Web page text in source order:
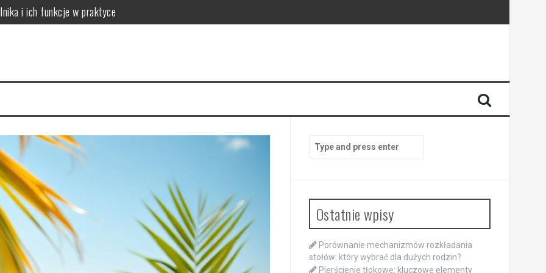
i ich funkcje w praktyce
i skuteczna rutyna anti-aging
na 4 tygodnie
cerę i jak to naprawić
for:
Ostatnie wpisy
Porównanie mechanizmów rozkładania
stołów: który wybrać dla dużych rodzin?
Pierścienie tłokowe: kluczowe elementy